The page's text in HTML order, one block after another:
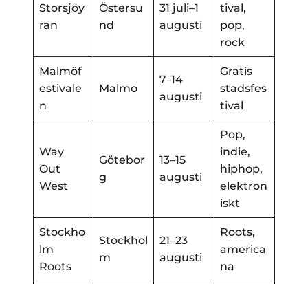
Storsjöy
ran
Östersu
nd
31 juli–1
augusti
tival,
pop,
rock
Malmöf
estivale
n
Malmö
7–14
augusti
Gratis
stadsfes
tival
Way
Out
West
Götebor
g
13–15
augusti
Pop,
indie,
hiphop,
elektron
iskt
Stockho
lm
Roots
Stockhol
m
21–23
augusti
Roots,
america
na